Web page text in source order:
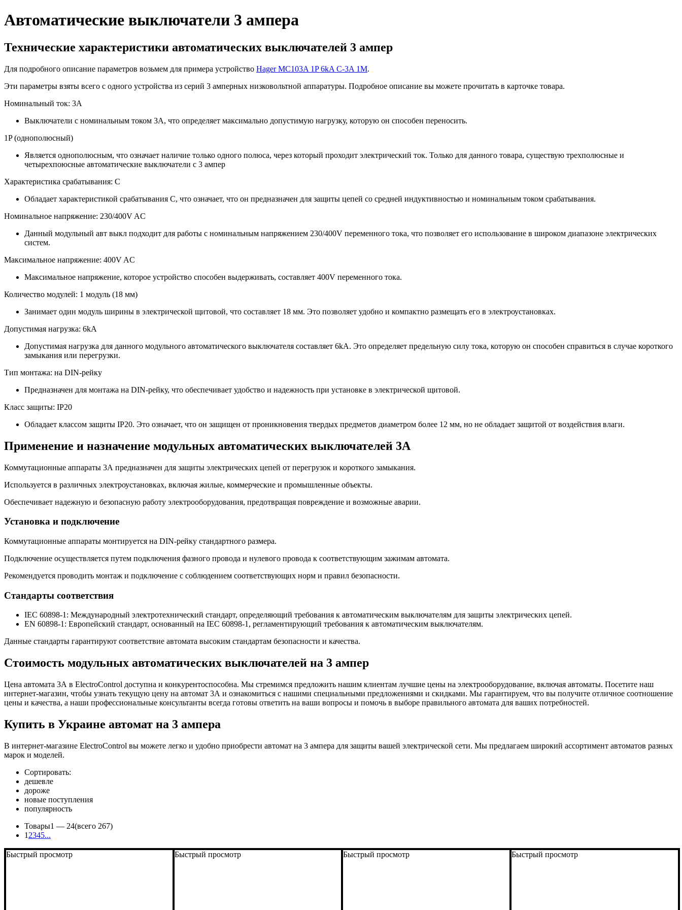
Автоматические выключатели 3 ампера
Технические характеристики автоматических выключателей 3 ампер
Для подробного описание параметров возьмем для примера устройство Hager MC103A 1P 6kA C-3A 1M.
Эти параметры взяты всего с одного устройства из серий 3 амперных низковольтной аппаратуры. Подробное описание вы можете прочитать в карточке товара.
Номинальный ток: 3А
Выключатели с номинальным током 3А, что определяет максимально допустимую нагрузку, которую он способен переносить.
1P (однополюсный)
Является однополюсным, что означает наличие только одного полюса, через который проходит электрический ток. Только для данного товара, существую трехполюсные и
четырехпоюсные автоматические выключатели с 3 ампер
Характеристика срабатывания: C
Обладает характеристикой срабатывания C, что означает, что он предназначен для защиты цепей со средней индуктивностью и номинальным током срабатывания.
Номинальное напряжение: 230/400V AC
Данный модульный авт выкл подходит для работы с номинальным напряжением 230/400V переменного тока, что позволяет его использование в широком диапазоне электрических
систем.
Максимальное напряжение: 400V AC
Максимальное напряжение, которое устройство способен выдерживать, составляет 400V переменного тока.
Количество модулей: 1 модуль (18 мм)
Занимает один модуль ширины в электрической щитовой, что составляет 18 мм. Это позволяет удобно и компактно размещать его в электроустановках.
Допустимая нагрузка: 6kA
Допустимая нагрузка для данного модульного автоматического выключателя составляет 6kA. Это определяет предельную силу тока, которую он способен справиться в случае короткого
замыкания или перегрузки.
Тип монтажа: на DIN-рейку
Предназначен для монтажа на DIN-рейку, что обеспечивает удобство и надежность при установке в электрической щитовой.
Класс защиты: IP20
Обладает классом защиты IP20. Это означает, что он защищен от проникновения твердых предметов диаметром более 12 мм, но не обладает защитой от воздействия влаги.
Применение и назначение модульных автоматических выключателей 3А
Коммутационные аппараты 3А предназначен для защиты электрических цепей от перегрузок и короткого замыкания.
Используется в различных электроустановках, включая жилые, коммерческие и промышленные объекты.
Обеспечивает надежную и безопасную работу электрооборудования, предотвращая повреждение и возможные аварии.
Установка и подключение
Коммутационные аппараты монтируется на DIN-рейку стандартного размера.
Подключение осуществляется путем подключения фазного провода и нулевого провода к соответствующим зажимам автомата.
Рекомендуется проводить монтаж и подключение с соблюдением соответствующих норм и правил безопасности.
Стандарты соответствия
IEC 60898-1: Международный электротехнический стандарт, определяющий требования к автоматическим выключателям для защиты электрических цепей.
EN 60898-1: Европейский стандарт, основанный на IEC 60898-1, регламентирующий требования к автоматическим выключателям.
Данные стандарты гарантируют соответствие автомата высоким стандартам безопасности и качества.
Стоимость модульных автоматических выключателей на 3 ампер
Цена автомата 3А в ElectroControl доступна и конкурентоспособна. Мы стремимся предложить нашим клиентам лучшие цены на электрооборудование, включая автоматы. Посетите наш
интернет-магазин, чтобы узнать текущую цену на автомат 3А и ознакомиться с нашими специальными предложениями и скидками. Мы гарантируем, что вы получите отличное соотношение
цены и качества, а наши профессиональные консультанты всегда готовы ответить на ваши вопросы и помочь в выборе правильного автомата для ваших потребностей.
Купить в Украине автомат на 3 ампера
В интернет-магазине ElectroControl вы можете легко и удобно приобрести автомат на 3 ампера для защиты вашей электрической сети. Мы предлагаем широкий ассортимент автоматов разных
марок и моделей.
Сортировать:
дешевле
дороже
новые поступления
популярность
Товары1 — 24(всего 267)
1 2345...
Быстрый просмотр Быстрый просмотр Быстрый просмотр Быстрый просмотр